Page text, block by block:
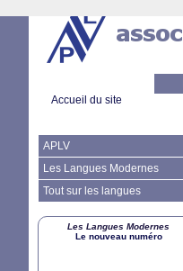
Accueil du site
APLV
Les Langues Modernes
Tout sur les langues
Les Langues Modernes
Le nouveau numéro